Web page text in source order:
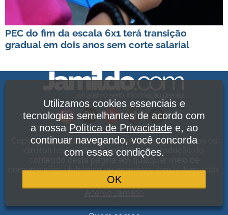
PEC do fim da escala 6x1 terá transição
gradual em dois anos sem corte salarial
Copyright Jamildo Melo Comunicações Ltda. Todos os
direitos reservados. É proibida a reprodução do
conteúdo desta página em qualquer meio de
comunicação, eletrônico ou impresso, sem autorização.
Política de Privacidade
Utilizamos cookies essenciais e
tecnologias semelhantes de acordo com
a nossa Política de Privacidadee, ao
continuar navegando, você concorda
com essas condições.
OK